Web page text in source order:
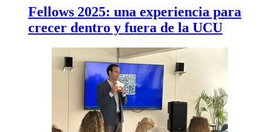
Fellows 2025: una experiencia para
crecer dentro y fuera de la UCU